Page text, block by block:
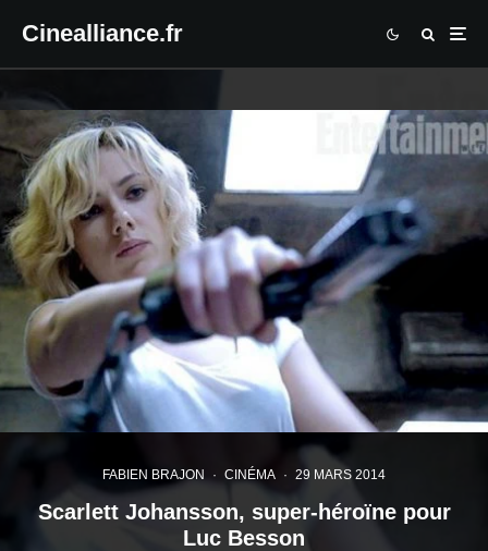
Cinealliance.fr
FABIEN BRAJON · CINÉMA · 29 MARS 2014
Scarlett Johansson, super-héroïne pour
Luc Besson